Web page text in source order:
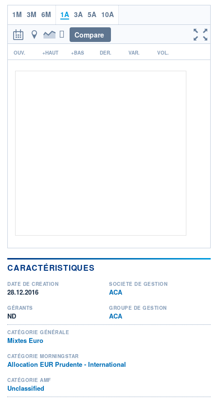
ÉLIGIBILITÉ
PEA-PME BOURSOVIE LUX
CTO BUSINESS
Non éligible Boursobank
ACTIF NET (EUR)
1M 3M 6M 1A 3A 5A 10A
Compare
r
OUV. +HAUT +BAS DER. VAR. VOL.
CARACTÉRISTIQUES
DATE DE CRÉATION
28.12.2016
SOCIÉTÉ DE GESTION
ACA
GÉRANTS
ND
GROUPE DE GESTION
ACA
CATÉGORIE GÉNÉRALE
Mixtes Euro
CATÉGORIE MORNINGSTAR
Allocation EUR Prudente - International
CATÉGORIE AMF
Unclassified